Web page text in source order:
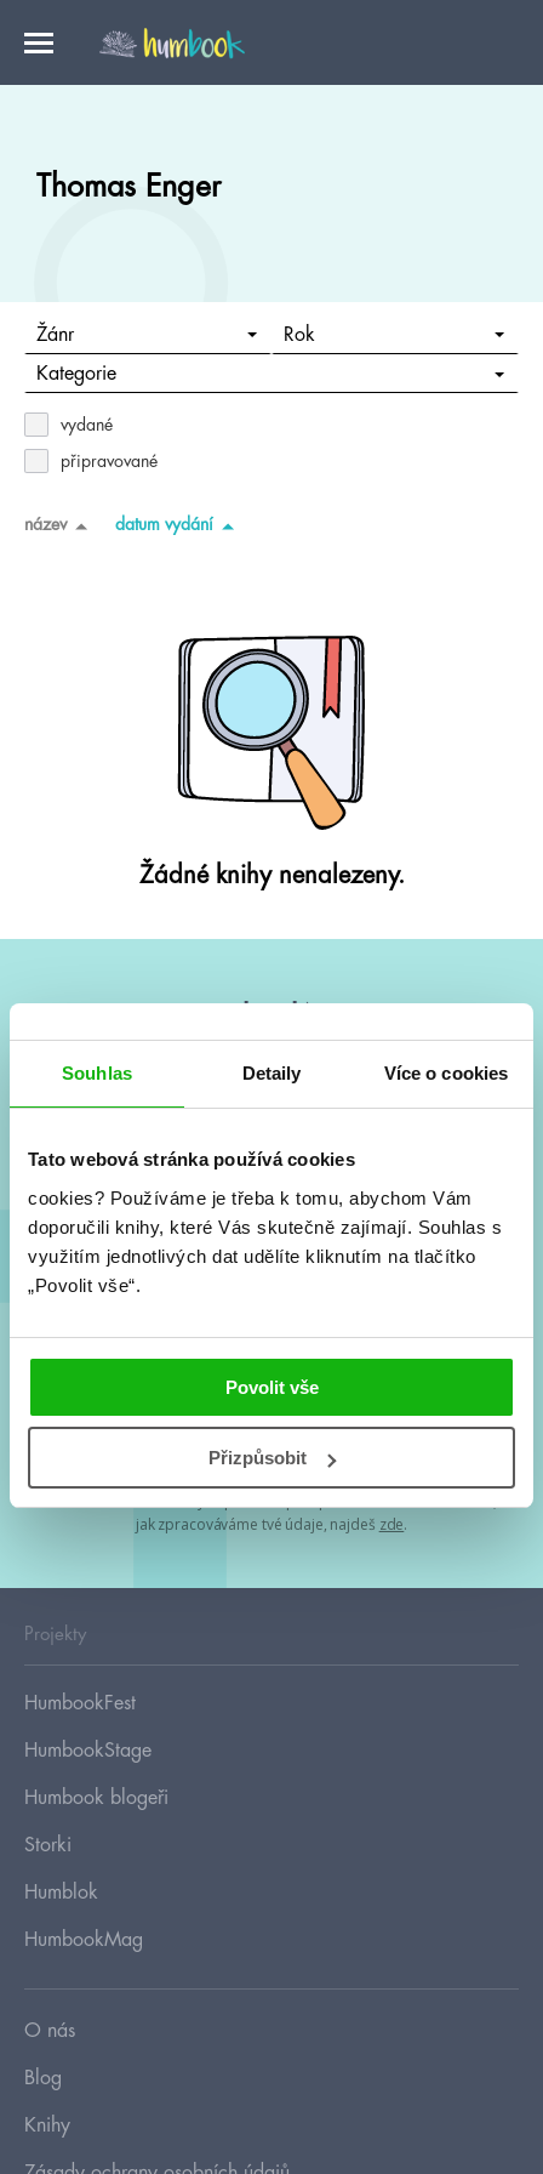
Souhlas Detaily Více o cookies
Tato webová stránka používá cookies
cookies? Používáme je třeba k tomu, abychom Vám
doporučili knihy, které Vás skutečně zajímají. Souhlas s
využitím jednotlivých dat udělíte kliknutím na tlačítko
„Povolit vše“.
Povolit vše
Přizpůsobit
Thomas Enger
Žánr Rok
Kategorie
vydané
připravované
název datum vydání
Žádné knihy nenalezeny.
Vše kolem #youngadult každý měsíc rovnou do mailu!
a seriálové adaptace a další.
Souhlasím spodmínkami zpracování osobních údajů
Tvá e-mailová adresa je u nás v bezpečí. Přečti si
jak zpracováváme tvé údaje, najdeš zde.
Projekty
HumbookFest
HumbookStage
Humbook blogeři
Storki
Humblok
HumbookMag
O nás
Blog
Knihy